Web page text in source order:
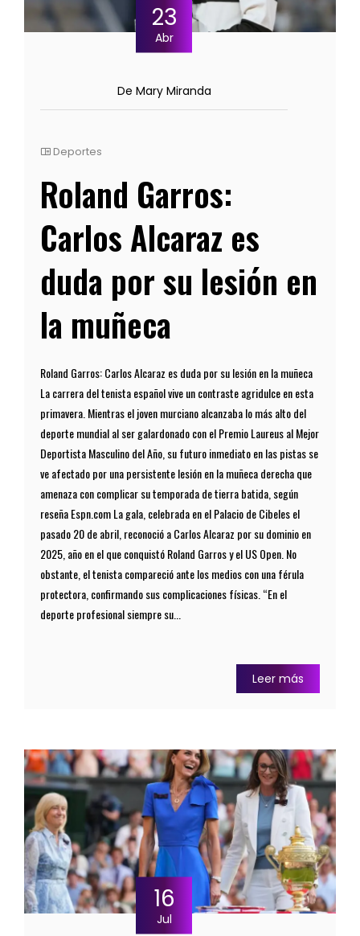
23
Abr
De Mary Miranda
Deportes
Roland Garros:
Carlos Alcaraz es
duda por su lesión en
la muñeca
Roland Garros: Carlos Alcaraz es duda por su lesión en la muñeca
La carrera del tenista español vive un contraste agridulce en esta
primavera. Mientras el joven murciano alcanzaba lo más alto del
deporte mundial al ser galardonado con el Premio Laureus al Mejor
Deportista Masculino del Año, su futuro inmediato en las pistas se
ve afectado por una persistente lesión en la muñeca derecha que
amenaza con complicar su temporada de tierra batida, según
reseña Espn.com La gala, celebrada en el Palacio de Cibeles el
pasado 20 de abril, reconoció a Carlos Alcaraz por su dominio en
2025, año en el que conquistó Roland Garros y el US Open. No
obstante, el tenista compareció ante los medios con una férula
protectora, confirmando sus complicaciones físicas. “En el
deporte profesional siempre su...
Leer más
16
Jul